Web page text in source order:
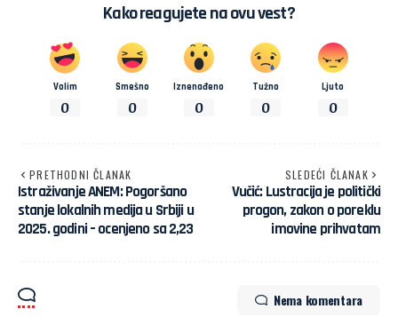
Kako reagujete na ovu vest?
Volim
0
Smešno
0
Iznenađeno
0
Tužno
0
Ljuto
0
PRETHODNI ČLANAK
Istraživanje ANEM: Pogoršano
stanje lokalnih medija u Srbiji u
2025. godini – ocenjeno sa 2,23
SLEDEĆI ČLANAK
Vučić: Lustracija je politički
progon, zakon o poreklu
imovine prihvatam
Nema komentara